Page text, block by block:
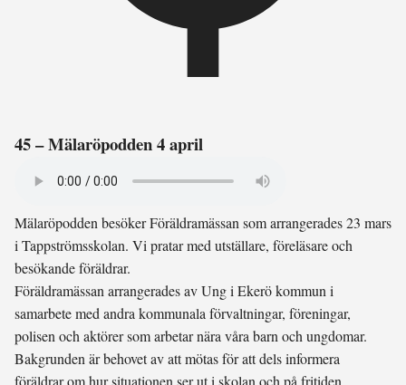
45 – Mälaröpodden 4 april
Mälaröpodden besöker Föräldramässan som arrangerades 23 mars
i Tappströmsskolan. Vi pratar med utställare, föreläsare och
besökande föräldrar.
Föräldramässan arrangerades av Ung i Ekerö kommun i
samarbete med andra kommunala förvaltningar, föreningar,
polisen och aktörer som arbetar nära våra barn och ungdomar.
Bakgrunden är behovet av att mötas för att dels informera
föräldrar om hur situationen ser ut i skolan och på fritiden